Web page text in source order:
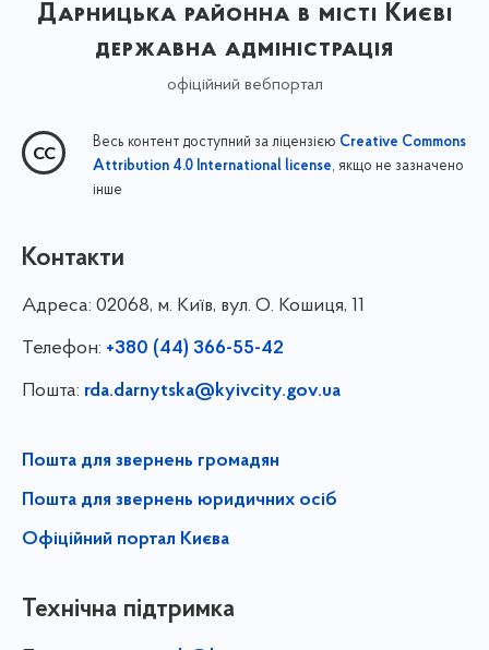
Дарницька районна в місті Києві
державна адміністрація
офіційний вебпортал
Весь контент доступний за ліцензією Creative Commons
Attribution 4.0 International license, якщо не зазначено
інше
Контакти
Адреса: 02068, м. Київ, вул. О. Кошиця, 11
Телефон: +380 (44) 366-55-42
Пошта: rda.darnytska@kyivcity.gov.ua
Пошта для звернень громадян
Пошта для звернень юридичних осіб
Офіційний портал Києва
Технічна підтримка